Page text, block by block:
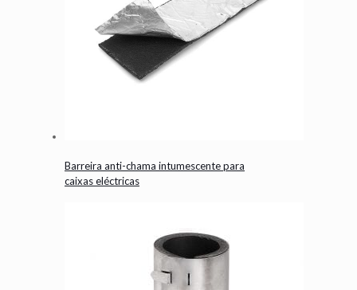
Barreira anti-chama intumescente para
caixas eléctricas